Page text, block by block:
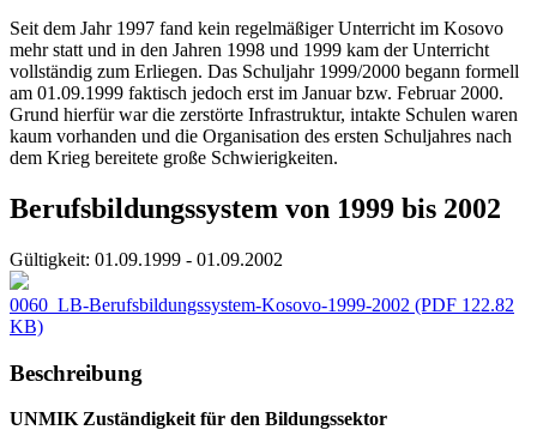
Seit dem Jahr 1997 fand kein regelmäßiger Unterricht im Kosovo
mehr statt und in den Jahren 1998 und 1999 kam der Unterricht
vollständig zum Erliegen. Das Schuljahr 1999/2000 begann formell
am 01.09.1999 faktisch jedoch erst im Januar bzw. Februar 2000.
Grund hierfür war die zerstörte Infrastruktur, intakte Schulen waren
kaum vorhanden und die Organisation des ersten Schuljahres nach
dem Krieg bereitete große Schwierigkeiten.
Berufsbildungssystem von 1999 bis 2002
Gültigkeit: 01.09.1999 - 01.09.2002
0060_LB-Berufsbildungssystem-Kosovo-1999-2002 (PDF 122.82
KB)
Beschreibung
UNMIK Zuständigkeit für den Bildungssektor